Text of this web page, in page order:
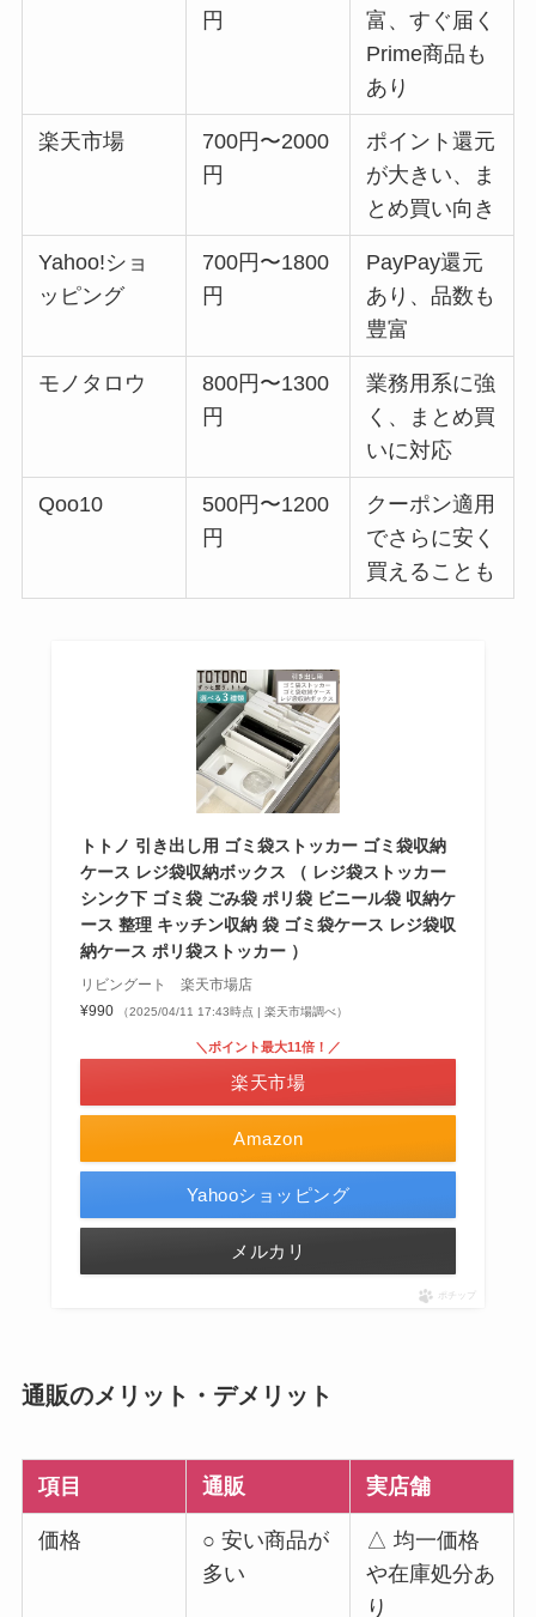
円
富、すぐ届く
Prime商品も
あり
楽天市場
700円〜2000
円
ポイント還元
が大きい、ま
とめ買い向き
Yahoo!ショ
ッピング
700円〜1800
円
PayPay還元
あり、品数も
豊富
モノタロウ
800円〜1300
円
業務用系に強
く、まとめ買
いに対応
Qoo10
500円〜1200
円
クーポン適用
でさらに安く
買えることも
トトノ 引き出し用 ゴミ袋ストッカー ゴミ袋収納
ケース レジ袋収納ボックス （ レジ袋ストッカー
シンク下 ゴミ袋 ごみ袋 ポリ袋 ビニール袋 収納ケ
ース 整理 キッチン収納 袋 ゴミ袋ケース レジ袋収
納ケース ポリ袋ストッカー ）
リビングート 楽天市場店
¥990
（2025/04/11 17:43時点 | 楽天市場調べ）
Amazon
＼ポイント最大11倍！／
楽天市場
Yahooショッピング
メルカリ
ポチップ
通販のメリット・デメリット
項目 通販 実店舗
価格
○ 安い商品が
多い
△ 均一価格
や在庫処分あ
り